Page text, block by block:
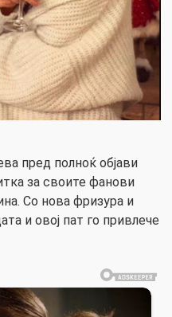
пред полноќ објави
за своите фанови
Со нова фризура и
и овој пат го привлече